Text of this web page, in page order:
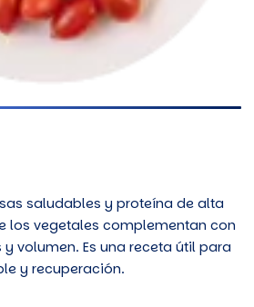
saludables y proteína de alta
los vegetales complementan con
volumen. Es una receta útil para
y recuperación.